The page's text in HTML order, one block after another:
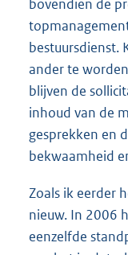
bovendien de
bestuursdienst.
ander te
blijven de
inhoud van de
gesprekken en
bekwaamheid
Zoals ik eerder
nieuw. In 2006
eenzelfde